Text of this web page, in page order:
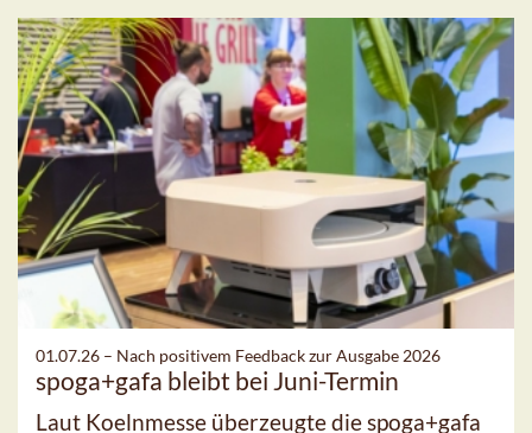
01.07.26 – Nach positivem Feedback zur Ausgabe 2026
spoga+gafa bleibt bei Juni-Termin
Laut Koelnmesse überzeugte die spoga+gafa